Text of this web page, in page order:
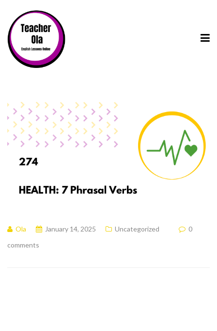
Ola January 14, 2025 Uncategorized
0
comments